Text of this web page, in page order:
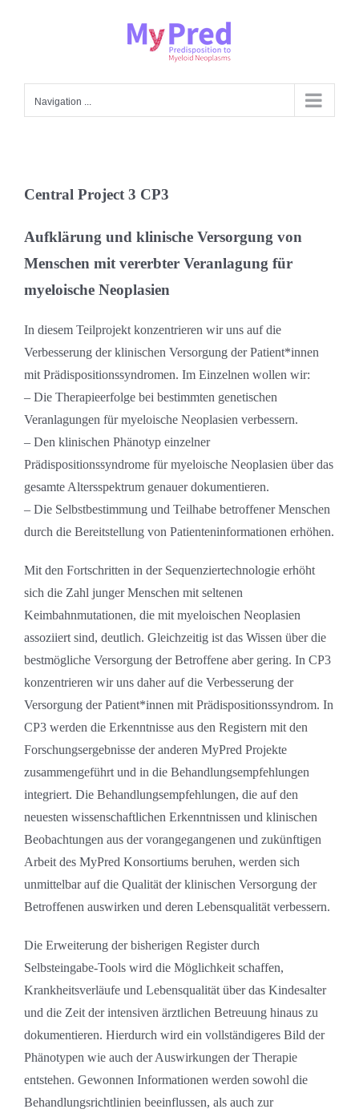
Navigation ...
Central Project 3 CP3
Aufklärung und klinische Versorgung von
Menschen mit vererbter Veranlagung für
myeloische Neoplasien
In diesem Teilprojekt konzentrieren wir uns auf die
Verbesserung der klinischen Versorgung der Patient*innen
mit Prädispositionssyndromen. Im Einzelnen wollen wir:
– Die Therapieerfolge bei bestimmten genetischen
Veranlagungen für myeloische Neoplasien verbessern.
– Den klinischen Phänotyp einzelner
Prädispositionssyndrome für myeloische Neoplasien über das
gesamte Altersspektrum genauer dokumentieren.
– Die Selbstbestimmung und Teilhabe betroffener Menschen
durch die Bereitstellung von Patienteninformationen erhöhen.
Mit den Fortschritten in der Sequenziertechnologie erhöht
sich die Zahl junger Menschen mit seltenen
Keimbahnmutationen, die mit myeloischen Neoplasien
assoziiert sind, deutlich. Gleichzeitig ist das Wissen über die
bestmögliche Versorgung der Betroffene aber gering. In CP3
konzentrieren wir uns daher auf die Verbesserung der
Versorgung der Patient*innen mit Prädispositionssyndrom. In
CP3 werden die Erkenntnisse aus den Registern mit den
Forschungsergebnisse der anderen MyPred Projekte
zusammengeführt und in die Behandlungsempfehlungen
integriert. Die Behandlungsempfehlungen, die auf den
neuesten wissenschaftlichen Erkenntnissen und klinischen
Beobachtungen aus der vorangegangenen und zukünftigen
Arbeit des MyPred Konsortiums beruhen, werden sich
unmittelbar auf die Qualität der klinischen Versorgung der
Betroffenen auswirken und deren Lebensqualität verbessern.
Die Erweiterung der bisherigen Register durch
Selbsteingabe-Tools wird die Möglichkeit schaffen,
Krankheitsverläufe und Lebensqualität über das Kindesalter
und die Zeit der intensiven ärztlichen Betreuung hinaus zu
dokumentieren. Hierdurch wird ein vollständigeres Bild der
Phänotypen wie auch der Auswirkungen der Therapie
entstehen. Gewonnen Informationen werden sowohl die
Behandlungsrichtlinien beeinflussen, als auch zur